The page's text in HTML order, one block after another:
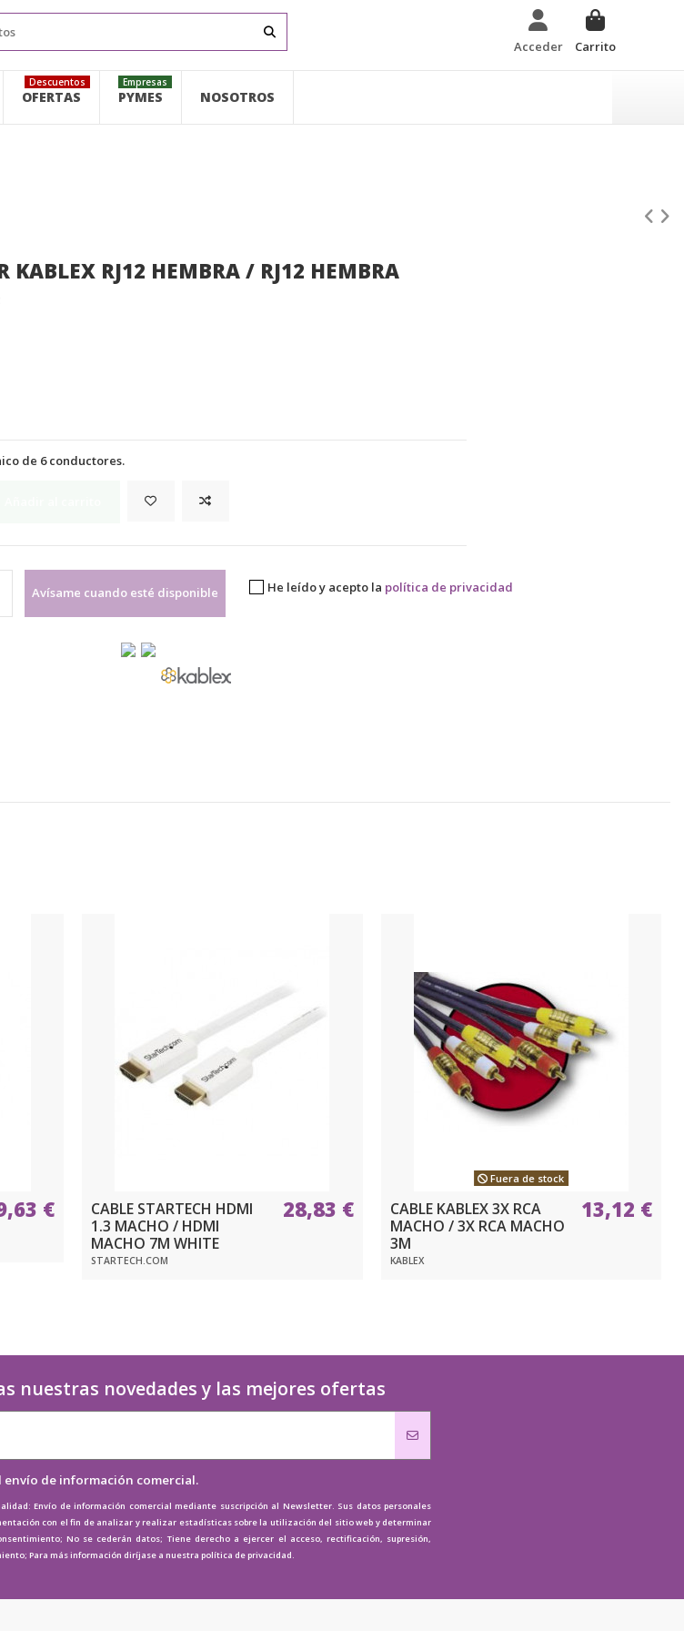
Acceder Carrito
OFERTAS
Descuentos
PYMES
Empresas
NOSOTROS
KABLEX RJ12 HEMBRA / RJ12 HEMBRA
de 6 conductores.
Avísame cuando esté disponible He leído y acepto la política de privacidad
€
CABLE STARTECH HDMI
1.3 MACHO / HDMI
MACHO 7M WHITE
STARTECH.COM
28,83 €
Fuera de stock
CABLE KABLEX 3X RCA
MACHO / 3X RCA MACHO
3M
KABLEX
13,12 €
nuestras novedades y las mejores ofertas
de información comercial.
Envío de información comercial mediante suscripción al Newsletter. Sus datos personales
con el fin de analizar y realizar estadísticas sobre la utilización del sitio web y determinar
No se cederán datos; Tiene derecho a ejercer el acceso, rectificación, supresión,
Para más información diríjase a nuestra política de privacidad.